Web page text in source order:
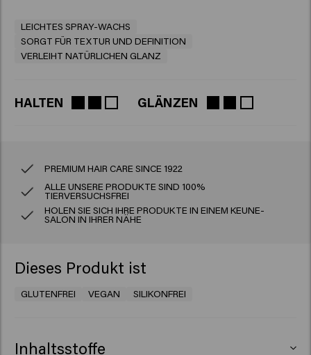
LEICHTES SPRAY-WACHS
SORGT FÜR TEXTUR UND DEFINITION
VERLEIHT NATÜRLICHEN GLANZ
HALTEN GLÄNZEN
PREMIUM HAIR CARE SINCE 1922
ALLE UNSERE PRODUKTE SIND 100%
TIERVERSUCHSFREI
HOLEN SIE SICH IHRE PRODUKTE IN EINEM KEUNE-
SALON IN IHRER NÄHE
Dieses Produkt ist
GLUTENFREI VEGAN SILIKONFREI
Inhaltsstoffe